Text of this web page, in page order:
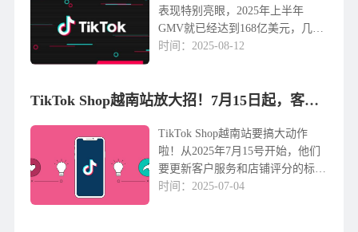
表现特别亮眼，2025年上半年
GMV就已经达到168亿美元，几乎
赶上了去年全年的成绩。泰国和印
商规模大幅提升，印尼也有43亿美
时间：2025-08-12
TikTok Shop越南站放大招！7月15日起，客服评分要玩新花样啦！
TikTok Shop越南站要搞大动作
啦！从2025年7月15号开始，他们
要更新客户服务和店铺评分的标
准，主要是想让买家的体验更好，
时间：2025-07-04